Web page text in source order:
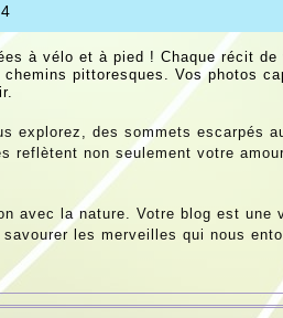
à vélo et à pied ! Chaque récit
pittoresques. Vos photos
explorez, des sommets escarpés
reflètent non seulement votre
avec la nature. Votre blog est une
les merveilles qui nous